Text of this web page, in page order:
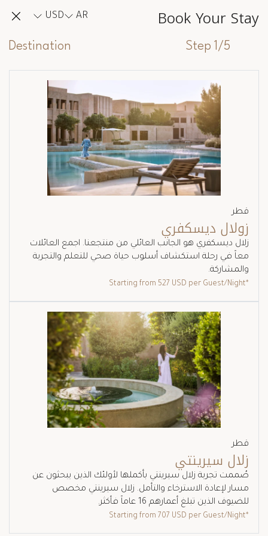
Book Your Stay
AR
USD
Step 1/5
Destination
قطر
زولال ديسكفري
زلال ديسكفري هو الجانب العائلي من منتجعنا. اجمع العائلات
معاً في رحلة استكشاف أسلوب حياة صحي للتعلم والتجربة
والمشاركة.
*Starting from
527 USD per Guest/Night
قطر
زلال سيرينتي
صُممت تجربة زلال سيرينتي بأكملها لأولئك الذين يبحثون عن
مسار لإعادة الاسترخاء والتأمل. زلال سيرينتي مخصص
للضيوف الذين تبلغ أعمارهم 16 عاماً فأكثر.
*Starting from
707 USD per Guest/Night